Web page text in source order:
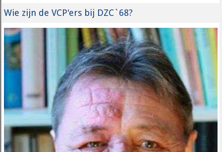
Wie zijn de VCP'ers bij DZC`68?